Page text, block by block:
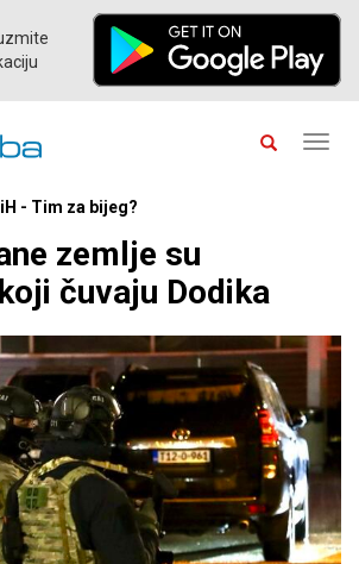
- Tim za bijeg?
zemlje su
čuvaju Dodika